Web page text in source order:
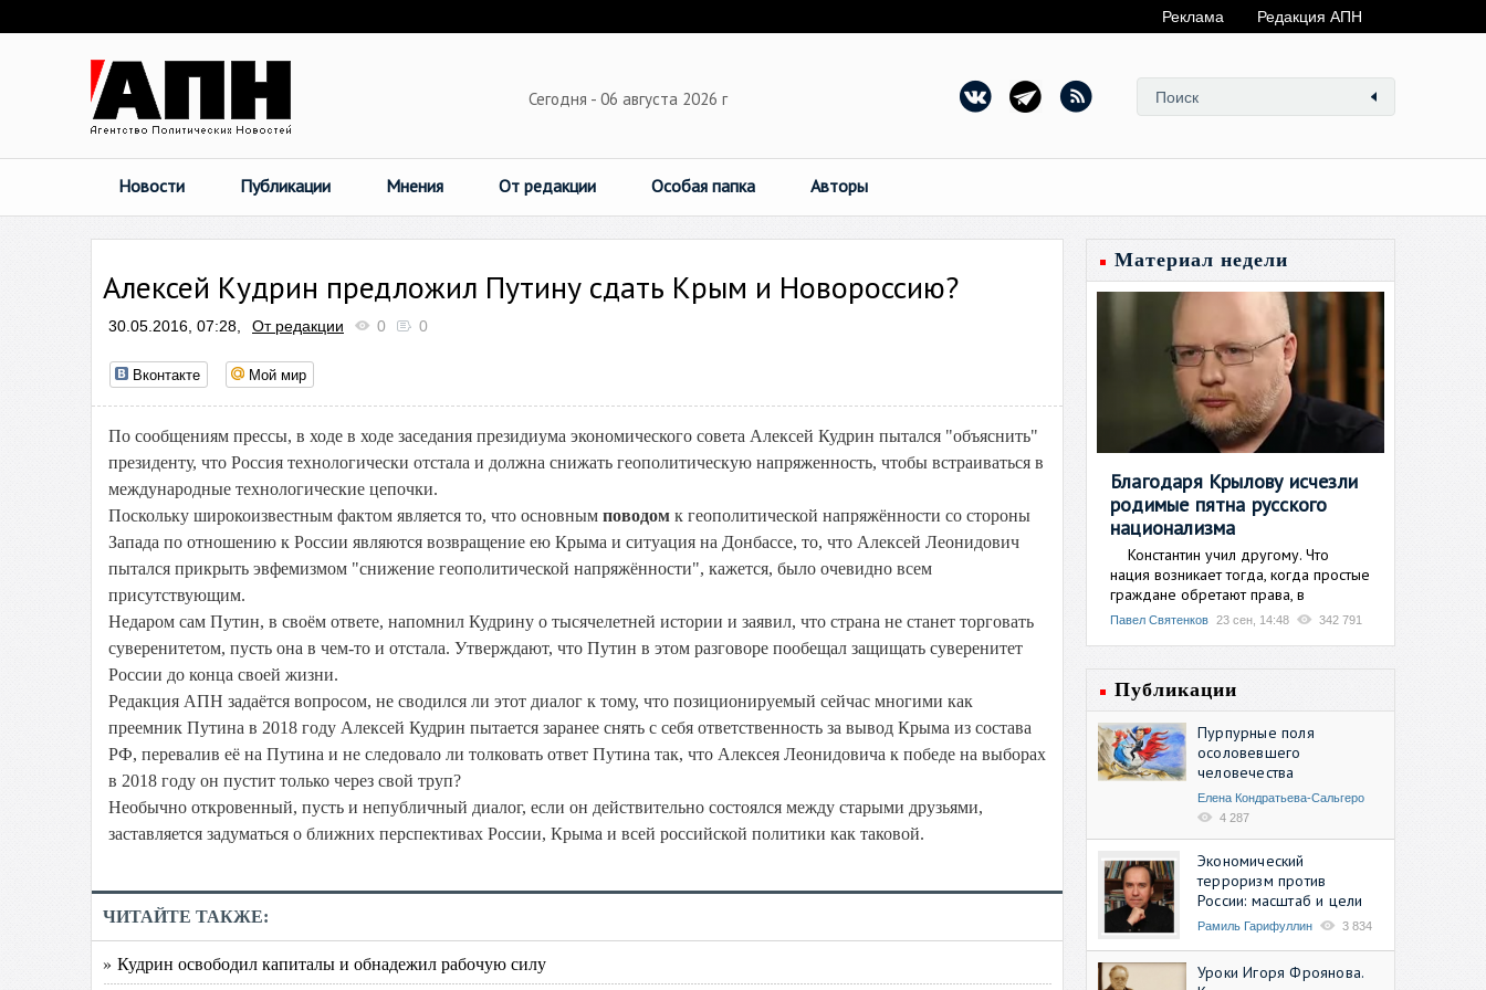
Реклама Редакция АПН
Сегодня - 06 августа 2026 г
Новости Публикации Мнения От редакции Особая папка Авторы
Алексей Кудрин предложил Путину сдать Крым и Новороссию?
30.05.2016, 07:28, От редакции 0 0
Вконтакте Мой мир
По сообщениям прессы, в ходе в ходе заседания президиума экономического совета Алексей Кудрин пытался "объяснить"
президенту, что Россия технологически отстала и должна снижать геополитическую напряженность, чтобы встраиваться в
международные технологические цепочки.
Поскольку широкоизвестным фактом является то, что основным поводом к геополитической напряжённости со стороны
Запада по отношению к России являются возвращение ею Крыма и ситуация на Донбассе, то, что Алексей Леонидович
пытался прикрыть эвфемизмом "снижение геополитической напряжённости", кажется, было очевидно всем
присутствующим.
Недаром сам Путин, в своём ответе, напомнил Кудрину о тысячелетней истории и заявил, что страна не станет торговать
суверенитетом, пусть она в чем-то и отстала. Утверждают, что Путин в этом разговоре пообещал защищать суверенитет
России до конца своей жизни.
Редакция АПН задаётся вопросом, не сводился ли этот диалог к тому, что позиционируемый сейчас многими как
преемник Путина в 2018 году Алексей Кудрин пытается заранее снять с себя ответственность за вывод Крыма из состава
РФ, перевалив её на Путина и не следовало ли толковать ответ Путина так, что Алексея Леонидовича к победе на выборах
в 2018 году он пустит только через свой труп?
Необычно откровенный, пусть и непубличный диалог, если он действительно состоялся между старыми друзьями,
заставляется задуматься о ближних перспективах России, Крыма и всей российской политики как таковой.
ЧИТАЙТЕ ТАКЖЕ:
» Кудрин освободил капиталы и обнадежил рабочую силу
Материал недели
Благодаря Крылову исчезли
родимые пятна русского
национализма
Константин учил другому. Что
нация возникает тогда, когда простые
граждане обретают права, в
Павел Святенков 23 сен, 14:48 342 791
Публикации
Пурпурные поля
осоловевшего
человечества
Елена Кондратьева-Сальгеро
4 287
Экономический
терроризм против
России: масштаб и цели
Рамиль Гарифуллин 3 834
Уроки Игоря Фроянова.